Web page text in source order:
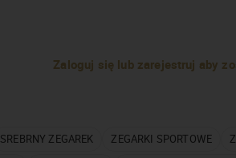
Zaloguj się lub zarejestruj aby
SREBRNY ZEGAREK ZEGARKI SPORTOWE